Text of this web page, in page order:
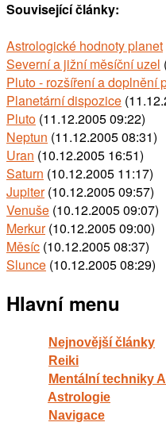
Související články:
Astrologické hodnoty planet
Severní a jižní měsíční uzel
Pluto - rozšíření a doplnění
Planetární dispozice
Pluto (11.12.2005 09:22)
Neptun (11.12.2005 08:31)
Uran (10.12.2005 16:51)
Saturn (10.12.2005 11:17)
Jupiter(10.12.2005 09:57)
Venuše (10.12.2005 09:07)
Merkur(10.12.2005 09:00)
Měsíc (10.12.2005 08:37)
Slunce (10.12.2005 08:29)
Hlavní menu
Nejnovější články
Reiki
Mentální techniky
Astrologie
Navigace